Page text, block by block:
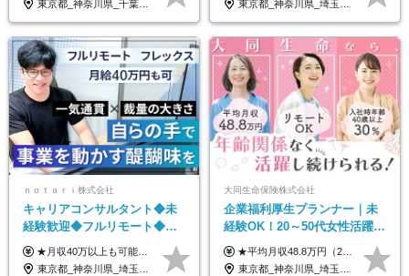
東京都_神奈川県_千葉県_大阪府_愛知県_北海道_長野県_石川県_広島県_福岡県
東京都_神奈川県_埼玉県_千葉県_大阪府_愛知県_北海道_青森県_岩手県_宮城県_秋田県_山形県_福島県_茨城県_栃木県_群馬県_新潟県_山梨県_長野県_富山県_石川県_福井県_静岡県_岐阜県_三重県_兵庫県_京都府_滋賀県_奈良県_和歌山県_広島県_岡山県_鳥取県_島根県_山口県_徳島県_香川県_愛媛県_高知県_福岡県_熊本県_佐賀県_長崎県_大分県_宮崎県_鹿児島県_沖縄県
ｎｏｔａｒｉ株式会社
キャリアコンサルタント◆未
経験歓迎◆フルリモート◆フ
レックス制◆10時出勤・16時
退勤も可◆残業月10時間以内
★月収40万以上も可能！ ★能力・スキル・経験を考慮した年収額を設定します ■月給20万円～40万円＋決算賞与 ※経験・スキルを考慮のうえ決定します ※給与にはみなし残業代40時間分を含む。そのほか詳細に関しては別途面接時にご説明します ※試用期間3ヵ月あり。期間中の雇用形態・条件などに差異はありません
東京都_神奈川県_埼玉県_千葉県_大阪府_愛知県_北海道_青森県_岩手県_宮城県_秋田県_山形県_福島県_茨城県_栃木県_群馬県_新潟県_山梨県_長野県_富山県_石川県_福井県_静岡県_岐阜県_三重県_兵庫県_京都府_滋賀県_奈良県_和歌山県_広島県_岡山県_鳥取県_島根県_山口県_徳島県_香川県_愛媛県_高知県_福岡県_熊本県_佐賀県_長崎県_大分県_宮崎県_鹿児島県_沖縄県
大同生命保険株式会社
企業福利厚生プランナー｜未
経験OK！20～50代女性活躍｜
リモートOK｜平均月収48.8万
｜子育て＆介護支援◎
★平均月収48.8万円（2025年度実績） ★安心の固定給＋賞与年2回＋インセンティブ！手当も充実 月給21万円～23万円＋諸手当＋インセンティブ＋賞与年2回 ※給与は年間平均の税込定例給与です。賞与は含みません。 ※約3週間の研修期間中は日当8000円を支給いたします。 ※試用期間6ヵ月あり（期間中の条件変更なし） ◆東京・神奈川・千葉・埼玉・愛知（一部）・京都・大阪・兵庫（一部）：月給23万円以上 ◆静岡（一部）・三重・岐阜：月給22万円以上 ◆上記以外の地域：月給21万円以上
東京都_神奈川県_埼玉県_千葉県_大阪府_愛知県_北海道_青森県_岩手県_宮城県_秋田県_山形県_福島県_茨城県_栃木県_群馬県_新潟県_山梨県_長野県_富山県_石川県_福井県_静岡県_岐阜県_三重県_兵庫県_京都府_滋賀県_奈良県_和歌山県_広島県_岡山県_鳥取県_島根県_山口県_徳島県_香川県_愛媛県_高知県_福岡県_熊本県_佐賀県_長崎県_大分県_宮崎県_鹿児島県_沖縄県